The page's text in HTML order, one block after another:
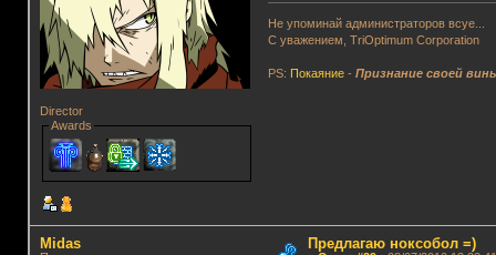
Director
Awards
Не упоминай администраторов всуе...
С уважением, TriOptimum Corporation
PS: Покаяние -Признание своей
Midas Предлагаю ноксобол =)